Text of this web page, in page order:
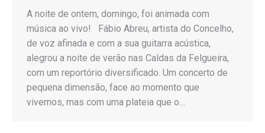
A noite de ontem, domingo, foi animada com
música ao vivo! Fábio Abreu, artista do Concelho,
de voz afinada e com a sua guitarra acústica,
alegrou a noite de verão nas Caldas da Felgueira,
com um reportório diversificado. Um concerto de
pequena dimensão, face ao momento que
vivemos, mas com uma plateia que o…